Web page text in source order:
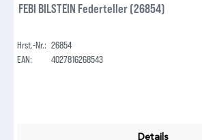
FEBI BILSTEIN Federteller (26854)
Hrst.-Nr.: 26854
EAN:
4027816268543
Details